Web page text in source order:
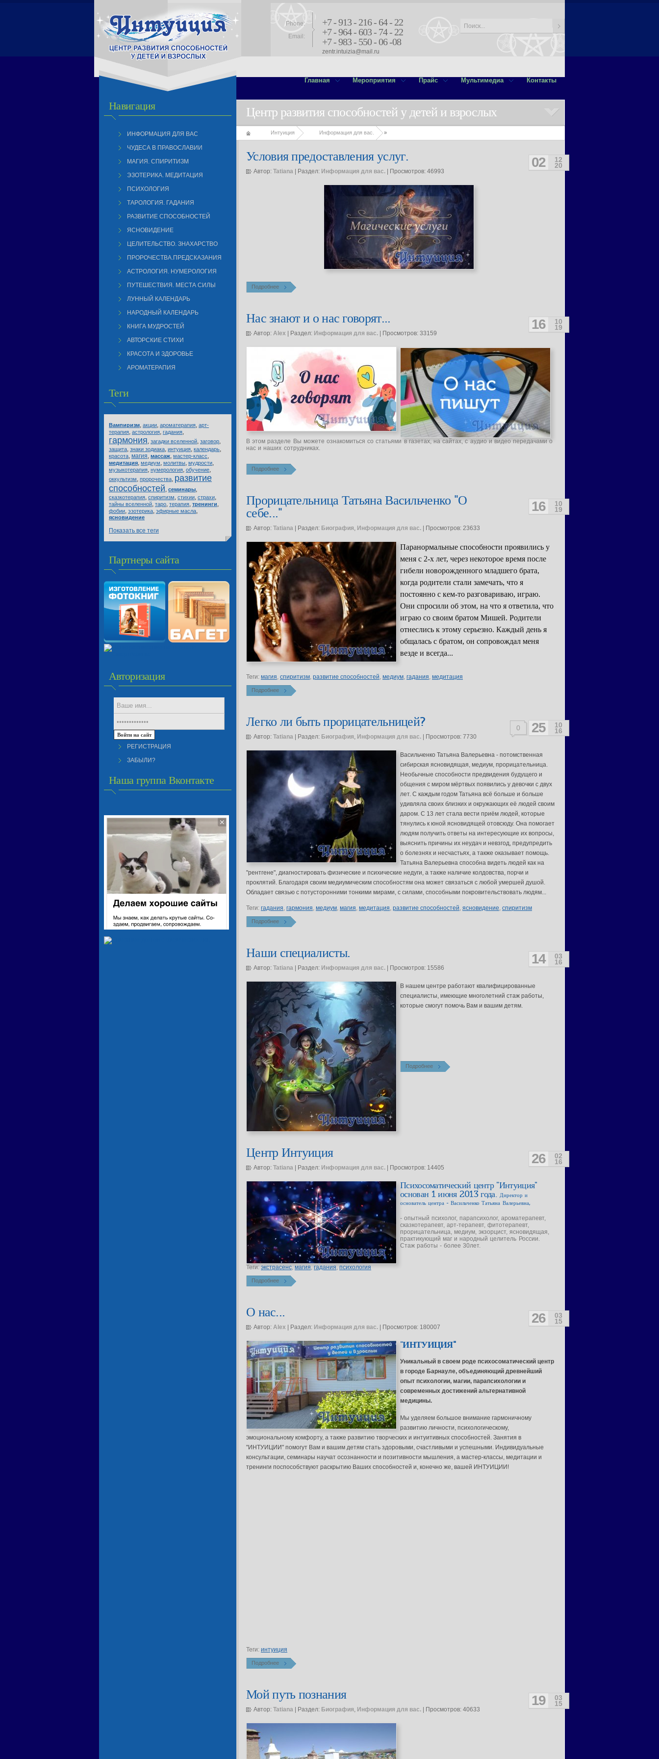
Phone:
Email:
+7 - 913 - 216 - 64 - 22
+7 - 964 - 603 - 74 - 22
+7 - 983 - 550 - 06 -08
zentr.intuizia@mail.ru
Главная Мероприятия Прайс Мультимедиа Контакты
Навигация
ИНФОРМАЦИЯ ДЛЯ ВАС
ЧУДЕСА В ПРАВОСЛАВИИ
МАГИЯ. СПИРИТИЗМ
ЭЗОТЕРИКА. МЕДИТАЦИЯ
ПСИХОЛОГИЯ
ТАРОЛОГИЯ. ГАДАНИЯ
РАЗВИТИЕ СПОСОБНОСТЕЙ
ЯСНОВИДЕНИЕ
ЦЕЛИТЕЛЬСТВО. ЗНАХАРСТВО
ПРОРОЧЕСТВА.ПРЕДСКАЗАНИЯ
АСТРОЛОГИЯ. НУМЕРОЛОГИЯ
ПУТЕШЕСТВИЯ. МЕСТА СИЛЫ
ЛУННЫЙ КАЛЕНДАРЬ
НАРОДНЫЙ КАЛЕНДАРЬ
КНИГА МУДРОСТЕЙ
АВТОРСКИЕ СТИХИ
КРАСОТА И ЗДОРОВЬЕ
АРОМАТЕРАПИЯ
Теги
Вампиризм, акции, ароматерапия, арт-
терапия, астрология, гадания,
гармония, загадки вселенной, заговор,
защита, знаки зодиака, интуиция, календарь,
красота, магия, массаж, мастер-класс,
медитация, медиум, молитвы, мудрости,
музыкотерапия, нумерология, обучение,
оккультизм, пророчества, развитие
способностей, семинары,
сказкотерапия, спиритизм, стихии, страхи,
тайны вселенной, таро, терапия, тренинги,
фобии, эзотерика, эфирные масла,
ясновидение
Показать все теги
Партнеры сайта
Авторизация
РЕГИСТРАЦИЯ
ЗАБЫЛИ?
Наша группа Вконтакте
Центр развития способностей у детей и взрослых
Интуиция »
Информация для вас.
12
20
02
Условия предоставления услуг.
Автор: Tatiana | Раздел: Информация для вас. | Просмотров: 46993
Подробнее
10
19
16
Нас знают и о нас говорят...
Автор: Alex | Раздел: Информация для вас. | Просмотров: 33159
В этом разделе Вы можете ознакомиться со статьями в газетах, на сайтах, с аудио и видео передачами о
нас и наших сотрудниках.
Подробнее
10
19
16
Прорицательница Татьяна Васильченко "О
себе..."
Автор: Tatiana | Раздел: Биография, Информация для вас. | Просмотров: 23633
Паранормальные способности проявились у
меня с 2-х лет, через некоторое время после
гибели новорожденного младшего брата,
когда родители стали замечать, что я
постоянно с кем-то разговариваю, играю.
Они спросили об этом, на что я ответила, что
играю со своим братом Мишей. Родители
отнеслись к этому серьезно. Каждый день я
общалась с братом, он сопровождал меня
везде и всегда...
Теги: магия, спиритизм, развитие способностей, медиум, гадания, медитация
Подробнее
0 10
16
25
Легко ли быть прорицательницей?
Автор: Tatiana | Раздел: Биография, Информация для вас. | Просмотров: 7730
Васильченко Татьяна Валерьевна - потомственная
сибирская ясновидящая, медиум, прорицательница.
Необычные способности предвидения будущего и
общения с миром мёртвых появились у девочки с двух
лет. С каждым годом Татьяна всё больше и больше
удивляла своих близких и окружающих её людей своим
даром. С 13 лет стала вести приём людей, которые
тянулись к юной ясновидящей отовсюду. Она помогает
людям получить ответы на интересующие их вопросы,
выяснить причины их неудач и невзгод, предупредить
о болезнях и несчастьях, а также оказывает помощь.
Татьяна Валерьевна способна видеть людей как на
"рентгене", диагностировать физические и психические недуги, а также наличие колдовства, порчи и
проклятий. Благодаря своим медиумическим способностям она может связаться с любой умершей душой.
Обладает связью с потусторонними тонкими мирами, с силами, способными покровительствовать людям...
Теги: гадания, гармония, медиум, магия, медитация, развитие способностей, ясновидение, спиритизм
Подробнее
03
16
14
Наши специалисты.
Автор: Tatiana | Раздел: Информация для вас. | Просмотров: 15586
В нашем центре работают квалифицированные
специалисты, имеющие многолетний стаж работы,
которые смогут помочь Вам и вашим детям.
Подробнее
02
16
26
Центр Интуиция
Автор: Tatiana | Раздел: Информация для вас. | Просмотров: 14405
Психосоматический центр "Интуиция"
основан 1 июня 2013 года.Директор и
основатель центра - Васильченко Татьяна Валерьевна,
- опытный психолог, парапсихолог, ароматерапевт,
сказкотерапевт, арт-терапевт, фитотерапевт,
прорицательница, медиум, экзорцист, ясновидящая,
практикующий маг и народный целитель России.
Стаж работы - более 30лет.
Теги: экстрасенс, магия, гадания, психология
Подробнее
03
15
26
О нас...
Автор: Alex | Раздел: Информация для вас. | Просмотров: 180007
"ИНТУИЦИЯ"
Уникальный в своем роде психосоматический центр
в городе Барнауле, объединяющий древнейший
опыт психологии, магии, парапсихологии и
современных достижений альтернативной
медицины.
Мы уделяем большое внимание гармоничному
развитию личности, психологическому,
эмоциональному комфорту, а также развитию творческих и интуитивных способностей. Занятия в
"ИНТУИЦИИ" помогут Вам и вашим детям стать здоровыми, счастливыми и успешными. Индивидуальные
консультации, семинары научат осознанности и позитивности мышления, а мастер-классы, медитации и
тренинги поспособствуют раскрытию Ваших способностей и, конечно же, вашей ИНТУИЦИИ!
Теги: интуиция
Подробнее
03
15
19
Мой путь познания
Автор: Tatiana | Раздел: Биография, Информация для вас. | Просмотров: 40633